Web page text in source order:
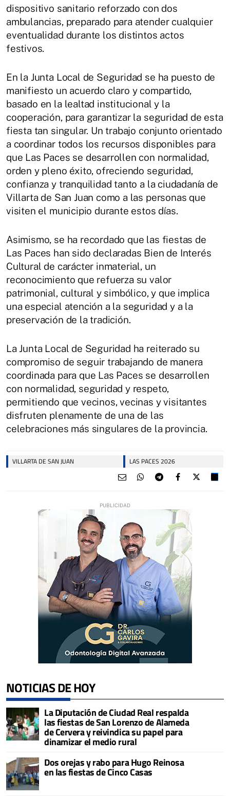
dispositivo sanitario reforzado con dos
ambulancias, preparado para atender cualquier
eventualidad durante los distintos actos
festivos.
En la Junta Local de Seguridad se ha puesto de
manifiesto un acuerdo claro y compartido,
basado en la lealtad institucional y la
cooperación, para garantizar la seguridad de esta
fiesta tan singular. Un trabajo conjunto orientado
a coordinar todos los recursos disponibles para
que Las Paces se desarrollen con normalidad,
orden y pleno éxito, ofreciendo seguridad,
confianza y tranquilidad tanto a la ciudadanía de
Villarta de San Juan como a las personas que
visiten el municipio durante estos días.
Asimismo, se ha recordado que las fiestas de
Las Paces han sido declaradas Bien de Interés
Cultural de carácter inmaterial, un
reconocimiento que refuerza su valor
patrimonial, cultural y simbólico, y que implica
una especial atención a la seguridad y a la
preservación de la tradición.
La Junta Local de Seguridad ha reiterado su
compromiso de seguir trabajando de manera
coordinada para que Las Paces se desarrollen
con normalidad, seguridad y respeto,
permitiendo que vecinos, vecinas y visitantes
disfruten plenamente de una de las
celebraciones más singulares de la provincia.
VILLARTA DE SAN JUAN LAS PACES 2026
NOTICIAS DE HOY
La Diputación de Ciudad Real respalda
las fiestas de San Lorenzo de Alameda
de Cervera y reivindica su papel para
dinamizar el medio rural
Dos orejas y rabo para Hugo Reinosa
en las fiestas de Cinco Casas